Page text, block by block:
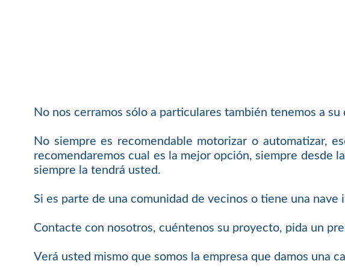
No nos cerramos sólo a particulares también tenemos a
No siempre es recomendable motorizar o automatizar,
recomendaremos cual es la mejor opción, siempre desde
siempre la tendrá usted.
Si es parte de una comunidad de vecinos o tiene una
Contacte con nosotros, cuéntenos su proyecto, pida un
Verá usted mismo que somos la empresa que damos una